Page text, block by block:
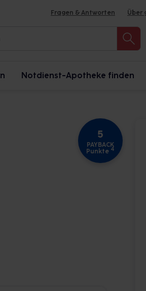
Fragen & Antworten Über
Notdienst-Apotheke finden
5
PAYBACK
Punkte 4